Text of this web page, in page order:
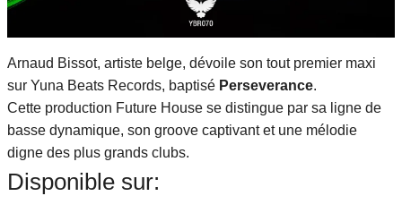
Arnaud Bissot, artiste belge, dévoile son tout premier maxi
sur Yuna Beats Records, baptisé Perseverance.
Cette production Future House se distingue par sa ligne de
basse dynamique, son groove captivant et une mélodie
digne des plus grands clubs.
Disponible sur: